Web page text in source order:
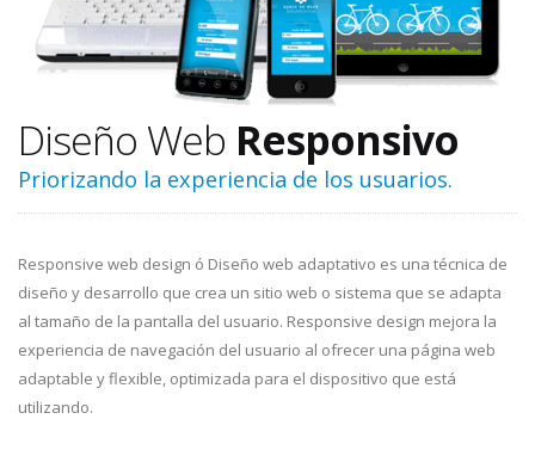
Diseño Web Responsivo
Priorizando la experiencia de los usuarios.
Responsive web design ó Diseño web adaptativo es una técnica de
diseño y desarrollo que crea un sitio web o sistema que se adapta
al tamaño de la pantalla del usuario. Responsive design mejora la
experiencia de navegación del usuario al ofrecer una página web
adaptable y flexible, optimizada para el dispositivo que está
utilizando.